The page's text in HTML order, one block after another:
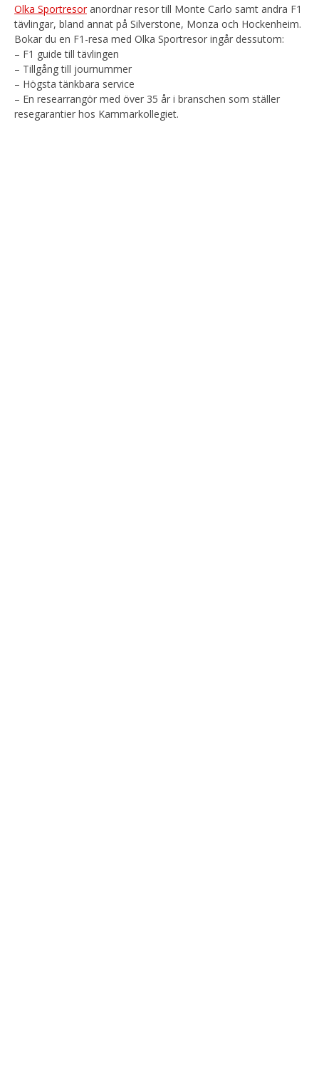
Olka Sportresoranordnar resor till Monte Carlo samt andra F1
tävlingar, bland annat på Silverstone, Monza och Hockenheim.
Bokar du en F1-resa med Olka Sportresor ingår dessutom:
– F1 guide till tävlingen
– Tillgång till journummer
– Högsta tänkbara service
– En researrangör med över 35 år i branschen som ställer
resegarantier hos Kammarkollegiet.